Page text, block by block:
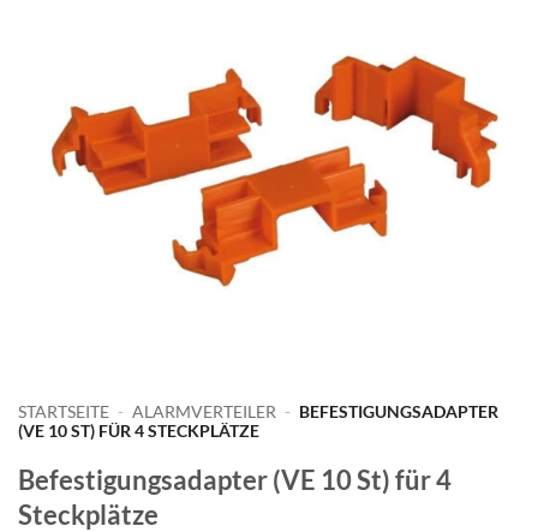
STARTSEITE - ALARMVERTEILER - BEFESTIGUNGSADAPTER
(VE 10 ST) FÜR 4 STECKPLÄTZE
Befestigungsadapter (VE 10 St) für 4
Steckplätze